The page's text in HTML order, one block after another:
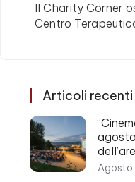
Il Charity Corner
Centro
Articoli recenti
Agosto